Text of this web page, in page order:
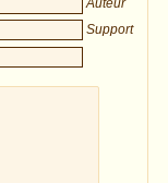
Auteur
Support